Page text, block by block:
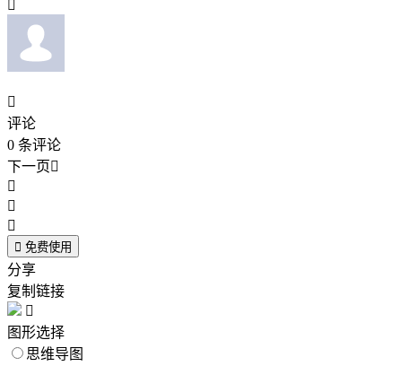


评论
0 条评论
下一页



 免费使用
分享
复制链接

图形选择
思维导图